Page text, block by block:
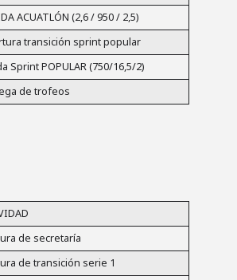
ACUATLÓN (2,6 / 950 / 2,5)
transición sprint popular
Sprint POPULAR (750/16,5/2)
de trofeos
de secretaría
de transición serie 1